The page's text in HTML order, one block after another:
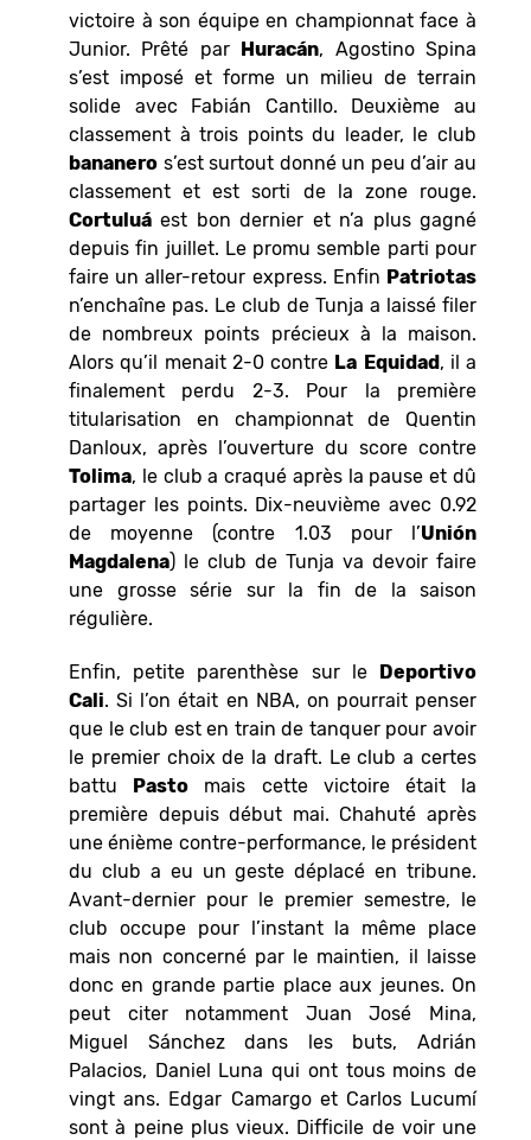
victoire à son équipe en championnat face à
Junior. Prêté par Huracán, Agostino Spina
s’est imposé et forme un milieu de terrain
solide avec Fabián Cantillo. Deuxième au
classement à trois points du leader, le club
bananero s’est surtout donné un peu d’air au
classement et est sorti de la zone rouge.
Cortuluá est bon dernier et n’a plus gagné
depuis fin juillet. Le promu semble parti pour
faire un aller-retour express. Enfin Patriotas
n’enchaîne pas. Le club de Tunja a laissé filer
de nombreux points précieux à la maison.
Alors qu’il menait 2-0 contre La Equidad, il a
finalement perdu 2-3. Pour la première
titularisation en championnat de Quentin
Danloux, après l’ouverture du score contre
Tolima, le club a craqué après la pause et dû
partager les points. Dix-neuvième avec 0.92
de moyenne (contre 1.03 pour l’Unión
Magdalena) le club de Tunja va devoir faire
une grosse série sur la fin de la saison
régulière.
Enfin, petite parenthèse sur le Deportivo
Cali. Si l’on était en NBA, on pourrait penser
que le club est en train de tanquer pour avoir
le premier choix de la draft. Le club a certes
battu Pasto mais cette victoire était la
première depuis début mai. Chahuté après
une énième contre-performance, le président
du club a eu un geste déplacé en tribune.
Avant-dernier pour le premier semestre, le
club occupe pour l’instant la même place
mais non concerné par le maintien, il laisse
donc en grande partie place aux jeunes. On
peut citer notamment Juan José Mina,
Miguel Sánchez dans les buts, Adrián
Palacios, Daniel Luna qui ont tous moins de
vingt ans. Edgar Camargo et Carlos Lucumí
sont à peine plus vieux. Difficile de voir une